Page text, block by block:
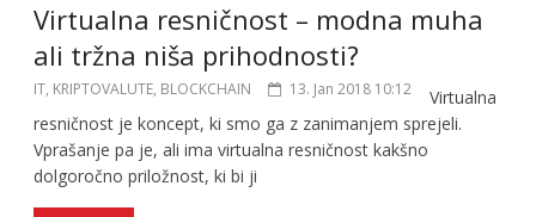
Virtualna resničnost – modna muha
ali tržna niša prihodnosti?
IT, KRIPTOVALUTE, BLOCKCHAIN 13. Jan 2018 10:12
Virtualna
resničnost je koncept, ki smo ga z zanimanjem sprejeli.
Vprašanje pa je, ali ima virtualna resničnost kakšno
dolgoročno priložnost, ki bi ji